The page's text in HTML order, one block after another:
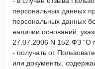
персональных данных
персональных данных
наличии оснований,
27.07.2006 N 152-ФЗ "О
- получать от
или документы,